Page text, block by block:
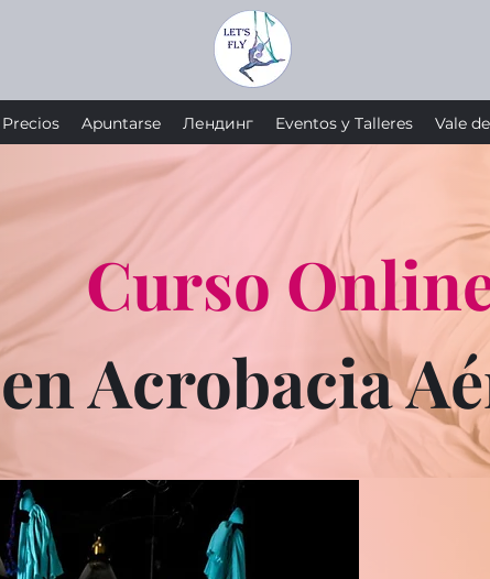
Precios Apuntarse Лендинг Eventos y Talleres Vale
Curso
en Acrobacia